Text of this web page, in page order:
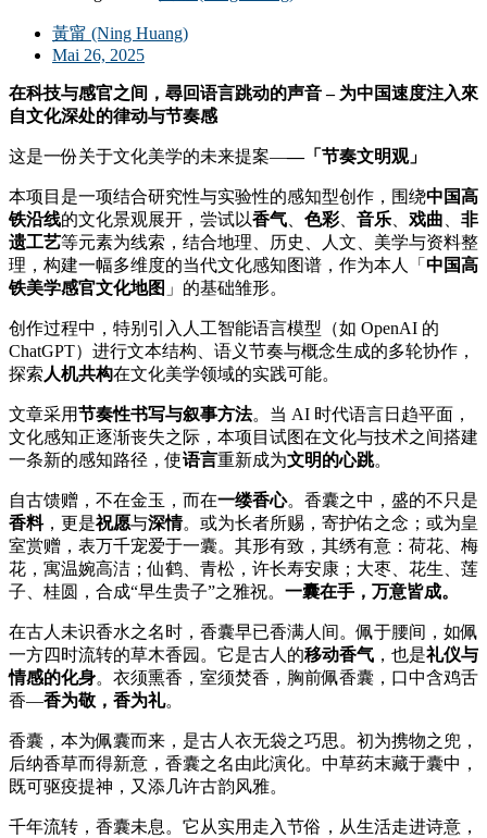
黃甯 (Ning Huang)
Mai 26, 2025
在科技与感官之间，尋回语言跳动的声音 – 为中国速度注入來
自文化深处的律动与节奏感
这是一份关于文化美学的未来提案——「节奏文明观」
本项目是一项结合研究性与实验性的感知型创作，围绕中国高
铁沿线的文化景观展开，尝试以香气 色彩、 音乐 戏曲
非
遗工艺等元素为线索，结合地理、历史、人文、美学与资料整
理，构建一幅多维度的当代文化感知图谱，作为本人「 中国高
铁美学感官文化地图 」的基础雏形。
创作过程中，特别引入人工智能语言模型（如 OpenAI 的
ChatGPT）进行文本结构、语义节奏与概念生成的多轮协作，
探索 人机共构在文化美学领域的实践可能。
文章采用节奏性书写与叙事方法。当 AI 时代语言日趋平面，
文化感知正逐渐丧失之际，本项目试图在文化与技术之间搭建
一条新的感知路径，使语言重新成为文明的心跳。
自古馈赠，不在金玉，而在一缕香心。香囊之中，盛的不只是
香料，更是祝愿与深情。或为长者所赐，寄护佑之念；或为皇
室赏赠，表万千宠爱于一囊。其形有致，其绣有意：荷花、梅
花，寓温婉高洁；仙鹤、青松，许长寿安康；大枣、花生、莲
子、桂圆，合成“早生贵子”之雅祝。 一囊在手，万意皆成。
在古人未识香水之名时，香囊早已香满人间。佩于腰间，如佩
一方四时流转的草木香园。它是古人的移动香气 ，也是礼仪与
情感的化身。衣须熏香，室须焚香，胸前佩香囊，口中含鸡舌
香—香为敬，香为礼。
香囊，本为佩囊而来，是古人衣无袋之巧思。初为携物之兜，
后纳香草而得新意，香囊之名由此演化。中草药末藏于囊中，
既可驱疫提神，又添几许古韵风雅。
千年流转，香囊未息。它从实用走入节俗，从生活走进诗意，